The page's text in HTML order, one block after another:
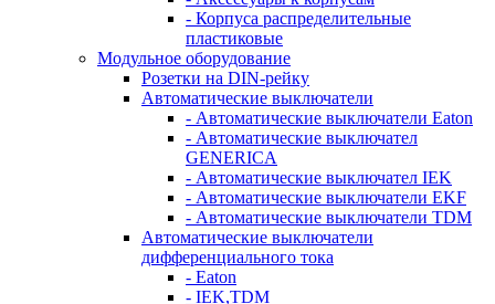
- Корпуса распределительные
пластиковые
Модульное оборудование
Розетки на DIN-рейку
Автоматические выключатели
- Автоматические выключатели Eaton
- Автоматические выключател
GENERICA
- Автоматические выключател IEK
- Автоматические выключатели EKF
- Автоматические выключатели TDM
Автоматические выключатели
дифференциального тока
- Eaton
- IEK,TDM